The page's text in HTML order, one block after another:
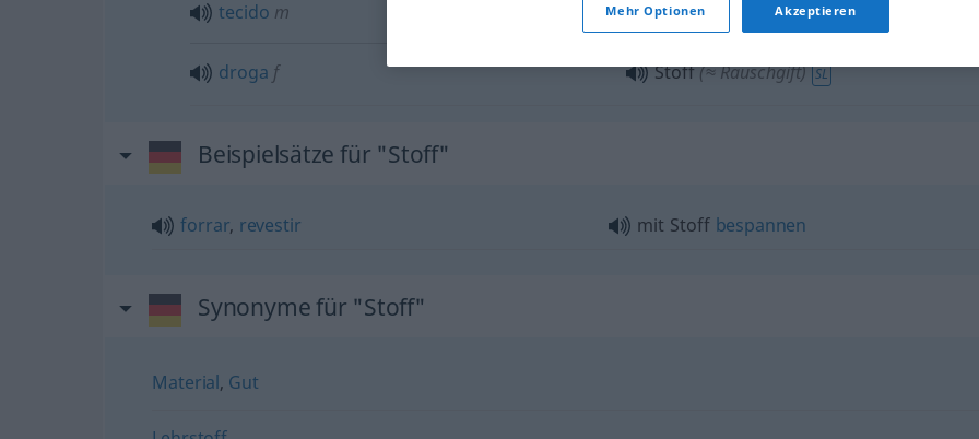
tecido m
droga f Stoff(≈ Rauschgift) SL
Beispielsätze für "Stoff"
forrar, revestir mit Stoff bespannen
Synonyme für "Stoff"
Material, Gut
Mehr Optionen Akzeptieren